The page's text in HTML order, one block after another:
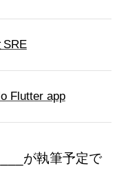
SRE
Flutter app
が執筆予定で